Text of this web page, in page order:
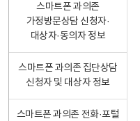
스마트폰 과의존
가정방문상담 신청자·
대상자·동의자 정보
스마트폰 과의존 집단상담
신청자 및 대상자 정보
스마트폰 과의존 전화·포털